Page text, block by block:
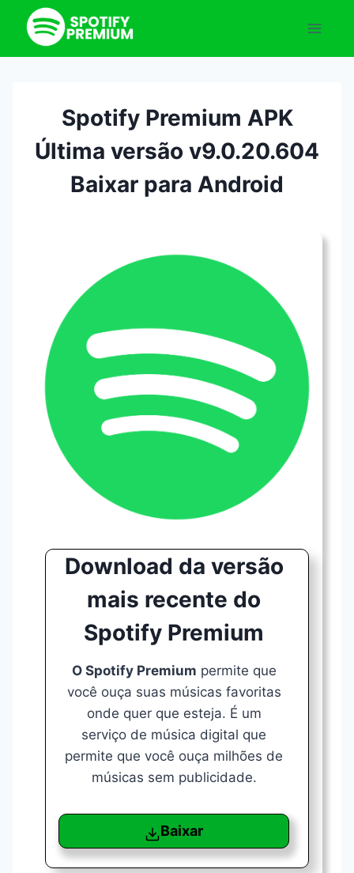
para
Spotify Premium APK
Última versão v9.0.20.604
Baixar para Android
Download da versão
mais recente do
Spotify Premium
O Spotify Premium permite que
você ouça suas músicas favoritas
onde quer que esteja. É um
serviço de música digital que
permite que você ouça milhões de
músicas sem publicidade.
Baixar